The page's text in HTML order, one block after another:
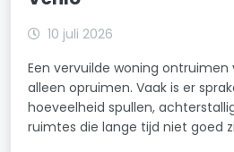
10 juli 2026
Een vervuilde woning
alleen opruimen. Vaak is er
hoeveelheid spullen,
ruimtes die lange tijd niet goed